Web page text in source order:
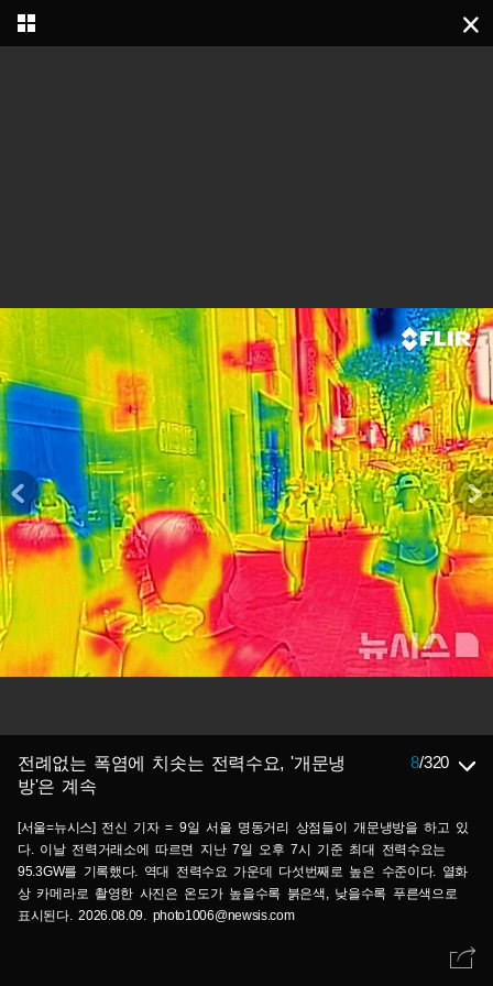
전례없는 폭염에 치솟는 전력수요, '개문냉
방'은 계속
8/320
[서울=뉴시스] 전신 기자 = 9일 서울 명동거리 상점들이 개문냉방을 하고 있
다. 이날 전력거래소에 따르면 지난 7일 오후 7시 기준 최대 전력수요는
95.3GW를 기록했다. 역대 전력수요 가운데 다섯번째로 높은 수준이다. 열화
상 카메라로 촬영한 사진은 온도가 높을수록 붉은색, 낮을수록 푸른색으로
표시된다. 2026.08.09. photo1006@newsis.com